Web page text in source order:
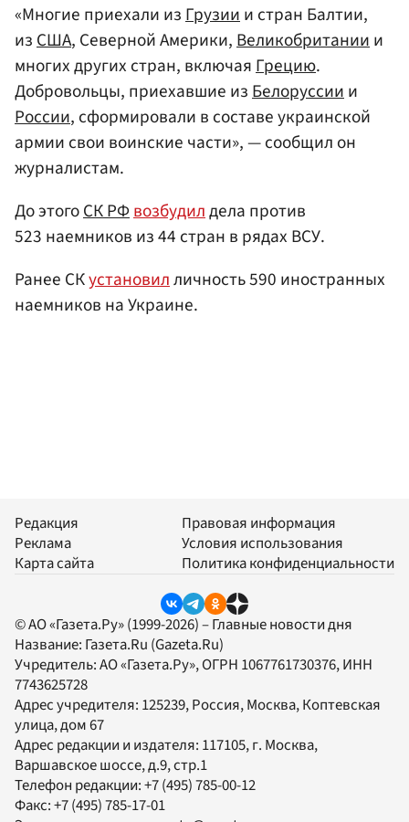
«Многие приехали изГрузиии стран Балтии,
изСША, Северной Америки,Великобританиии
многих других стран, включаяГрецию.
Добровольцы, приехавшие изБелоруссиии
России, сформировали в составе украинской
армии свои воинские части», — сообщил он
журналистам.
До этогоСК РФвозбудилдела против
523 наемников из 44 стран в рядах ВСУ.
Ранее СКустановилличность 590 иностранных
наемников на Украине.
Редакция
Реклама
Карта сайта
Правовая информация
Условия использования
Политика конфиденциальности
© АО «Газета.Ру» (1999-2026) – Главные новости дня
Название: Газета.Ru (Gazeta.Ru)
Учредитель:АО «Газета.Ру», ОГРН 1067761730376, ИНН
7743625728
Адрес учредителя: 125239, Россия, Москва, Коптевская
улица, дом 67
Адрес редакции и издателя: 117105, г. Москва,
Варшавское шоссе, д.9, стр.1
Телефон редакции:+7 (495) 785-00-12
Факс:+7 (495) 785-17-01